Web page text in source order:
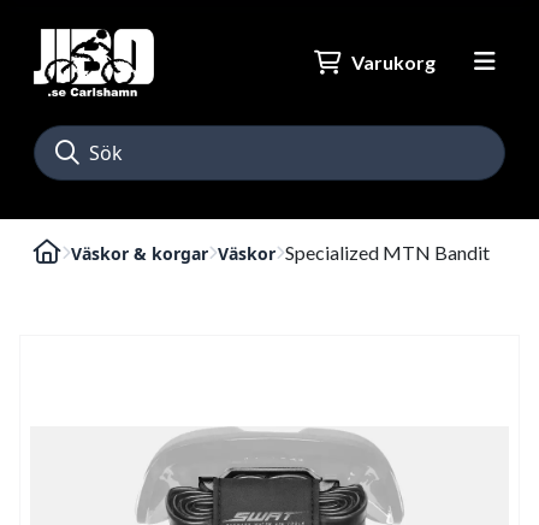
Varukorg
Väskor & korgar Väskor Specialized MTN Bandit